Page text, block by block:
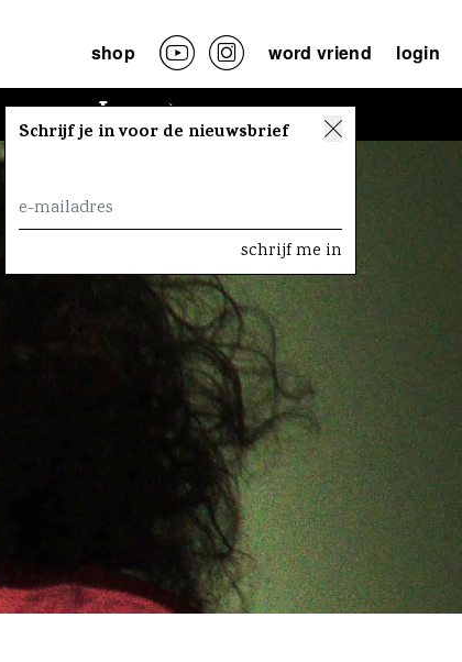
shop word vriend login
Lees
Schrijf je in voor de nieuwsbrief